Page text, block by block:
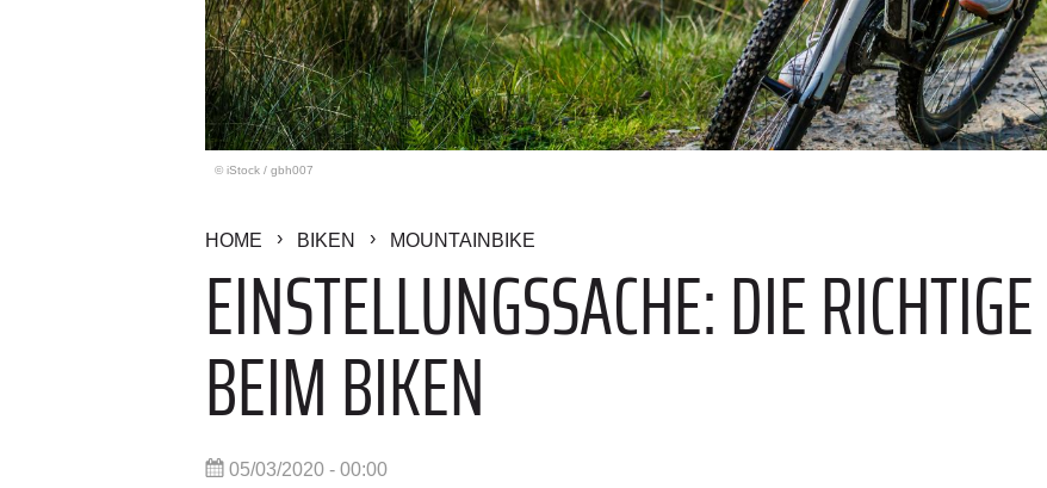
© iStock / gbh007
HOME BIKEN MOUNTAINBIKE
EINSTELLUNGSSACHE: DIE
BEIM BIKEN
05/03/2020 - 00:00